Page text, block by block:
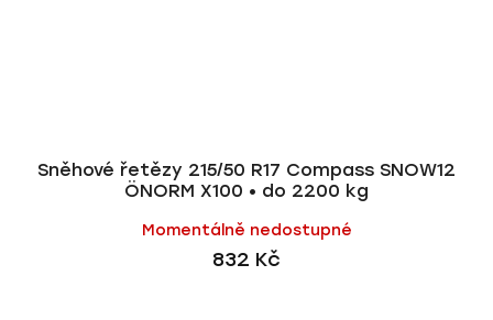
Sněhové řetězy 215/50 R17 Compass SNOW12
ÖNORM X100 • do 2200 kg
Momentálně nedostupné
832 Kč